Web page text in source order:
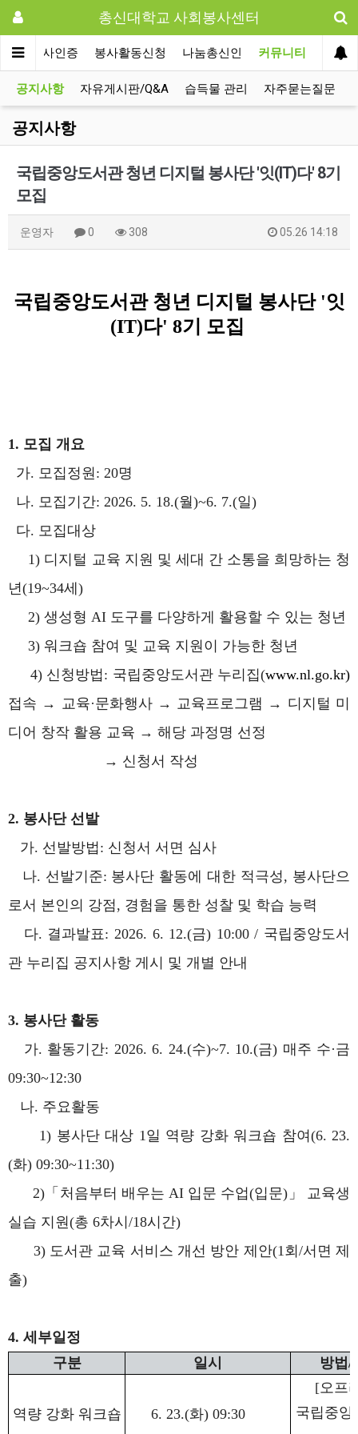
총신대학교 사회봉사센터
사회봉사인증 봉사활동신청 나눔총신인 커뮤니티
공지사항 자유게시판/Q&A 습득물 관리 자주묻는질문
공지사항
국립중앙도서관 청년 디지털 봉사단 '잇(IT)다' 8기
모집
운영자 0 308 05.26 14:18
국립중앙도서관 청년 디지털 봉사단 '잇
(IT)다' 8기 모집
1. 모집 개요
가. 모집정원: 20명
나. 모집기간: 2026. 5. 18.(월)~6. 7.(일)
다. 모집대상
1) 디지털 교육 지원 및 세대 간 소통을 희망하는 청
년(19~34세)
2) 생성형 AI 도구를 다양하게 활용할 수 있는 청년
3) 워크숍 참여 및 교육 지원이 가능한 청년
4) 신청방법: 국립중앙도서관 누리집(www.nl.go.kr)
접속 → 교육·문화행사 → 교육프로그램 → 디지털 미
디어 창작 활용 교육 → 해당 과정명 선정
→ 신청서 작성
2. 봉사단 선발
가. 선발방법: 신청서 서면 심사
나. 선발기준: 봉사단 활동에 대한 적극성, 봉사단으
로서 본인의 강점, 경험을 통한 성찰 및 학습 능력
다. 결과발표: 2026. 6. 12.(금) 10:00 / 국립중앙도서
관 누리집 공지사항 게시 및 개별 안내
3. 봉사단 활동
가. 활동기간: 2026. 6. 24.(수)~7. 10.(금) 매주 수·금
09:30~12:30
나. 주요활동
1) 봉사단 대상 1일 역량 강화 워크숍 참여(6. 23.
(화) 09:30~11:30)
2)「처음부터 배우는 AI 입문 수업(입문)」 교육생
실습 지원(총 6차시/18시간)
3) 도서관 교육 서비스 개선 방안 제안(1회/서면 제
출)
4. 세부일정
구분
일시 방법/
역량 강화 워크숍 6. 23.(화) 09:30
[오프
국립중앙